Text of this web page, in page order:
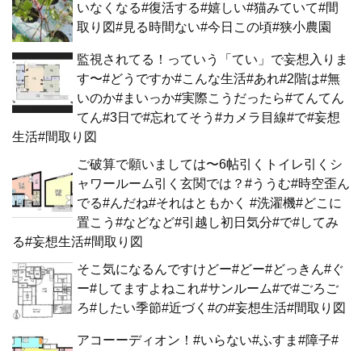
いなくなる#復活する#嬉しい#猫みていて#間
取り図#見る時間ない#今日この頃#狭小農園
監視されてる！っていう「てい」で妄想入りま
す〜#どうですか#こんな生活#あれ#2階は#無
いのか#まいっか#実際こうだったら#てんてん
てん#3日で#忘れてそう#カメラ目線#で#妄想
生活#間取り図
ご破算で願いましては〜6帖引くトイレ引くシ
ャワールーム引く玄関では？#ううむ#時空歪ん
でる#んだね#それはともかく #洗濯機#どこに
置こう#などなど#引越し初日気分#で#してみ
る#妄想生活#間取り図
そこ気になるんですけどー#どー#どっきん#ぐ
ー#してますよねこれ#サンルーム#で#ごろご
ろ#したい季節#近づく#の#妄想生活#間取り図
アコーーディオン！#いらない#ふすま#障子#